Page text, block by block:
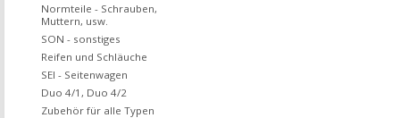
Normteile - Schrauben,
Muttern, usw.
SON - sonstiges
Reifen und Schläuche
SEI - Seitenwagen
Duo 4/1, Duo 4/2
Zubehör für alle Typen